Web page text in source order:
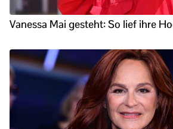
Vanessa Mai gesteht: So lief ihre